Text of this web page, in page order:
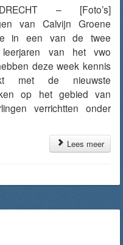
– [Foto’s]
van Calvijn Groene
in een van de twee
leerjaren van het vwo
deze week kennis
met de nieuwste
op het gebied van
verrichtten onder
Lees meer